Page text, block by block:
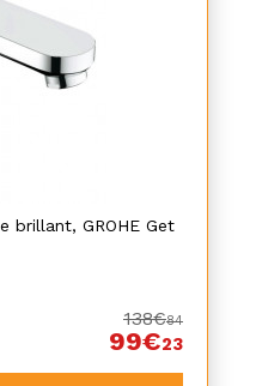
brillant, GROHE Get
138€84
99€23